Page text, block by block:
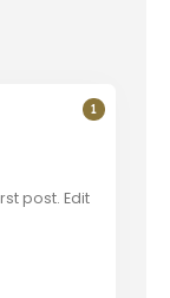
1
post. Edit